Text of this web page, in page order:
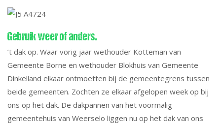
Gebruik weer of anders.
’t dak op. Waar vorig jaar wethouder Kotteman van
Gemeente Borne en wethouder Blokhuis van Gemeente
Dinkelland elkaar ontmoetten bij de gemeentegrens tussen
beide gemeenten. Zochten ze elkaar afgelopen week op bij
ons op het dak. De dakpannen van het voormalig
gemeentehuis van Weerselo liggen nu op het dak van ons